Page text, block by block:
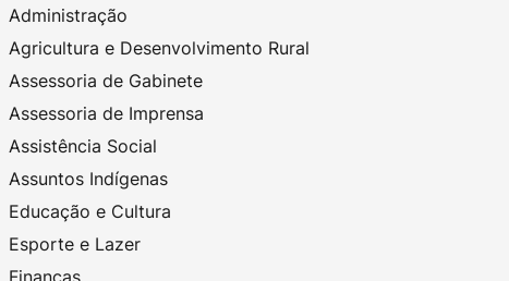
Administração
Agricultura e Desenvolvimento Rural
Assessoria de Gabinete
Assessoria de Imprensa
Assistência Social
Assuntos Indígenas
Educação e Cultura
Esporte e Lazer
Finanças